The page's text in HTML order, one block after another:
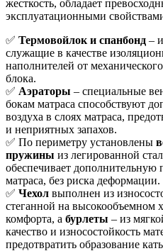
жесткость, обладает
эксплуатационными
✅ Термовойлок и спанбонд –
служащие в качестве
наполнителей от
блока.
✅ Аэраторы – специальные
бокам матраса способствуют
воздуха в слоях матраса,
и неприятных запахов.
✅ По периметру установлены
пружины из легированной
обеспечивает дополнительную
матраса, без риска деформации.
✅ Чехол выполнен из
стеганной на высокообъемном
комфорта, а бурлеты – из
качество и износостойкость
предотвратить образование